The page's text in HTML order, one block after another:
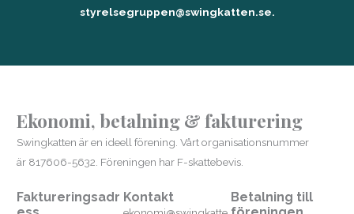
styrelsegruppen@swingkatten.se.
Ekonomi, betalning & fakturering
Swingkatten är en ideell förening. Vårt organisationsnummer
är 817606-5632. Föreningen har F-skattebevis.
Faktureringsadr Kontakt
Betalning till